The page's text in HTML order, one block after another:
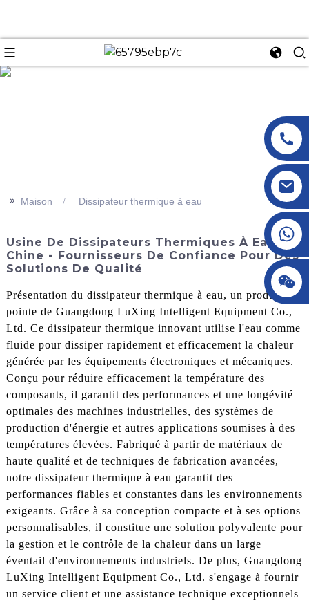
>> Maison Dissipateur thermique à eau
Usine De Dissipateurs Thermiques À Eau En
Chine - Fournisseurs De Confiance Pour Des
Solutions De Qualité
Présentation du dissipateur thermique à eau, un produit de
pointe de Guangdong LuXing Intelligent Equipment Co.,
Ltd. Ce dissipateur thermique innovant utilise l'eau comme
fluide pour dissiper rapidement et efficacement la chaleur
générée par les équipements électroniques et mécaniques.
Conçu pour réduire efficacement la température des
composants, il garantit des performances et une longévité
optimales des machines industrielles, des systèmes de
production d'énergie et autres applications soumises à des
températures élevées. Fabriqué à partir de matériaux de
haute qualité et de techniques de fabrication avancées,
notre dissipateur thermique à eau garantit des
performances fiables et constantes dans les environnements
exigeants. Grâce à sa conception compacte et à ses options
personnalisables, il constitue une solution polyvalente pour
la gestion et le contrôle de la chaleur dans un large
éventail d'environnements industriels. De plus, Guangdong
LuXing Intelligent Equipment Co., Ltd. s'engage à fournir
un service client et une assistance technique exceptionnels